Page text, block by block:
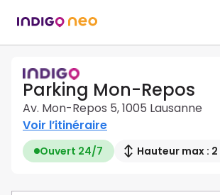
Parking Mon-Repos
Av. Mon-Repos 5, 1005 Lausanne
Voir l’itinéraire
Ouvert 24/7 Hauteur max : 2